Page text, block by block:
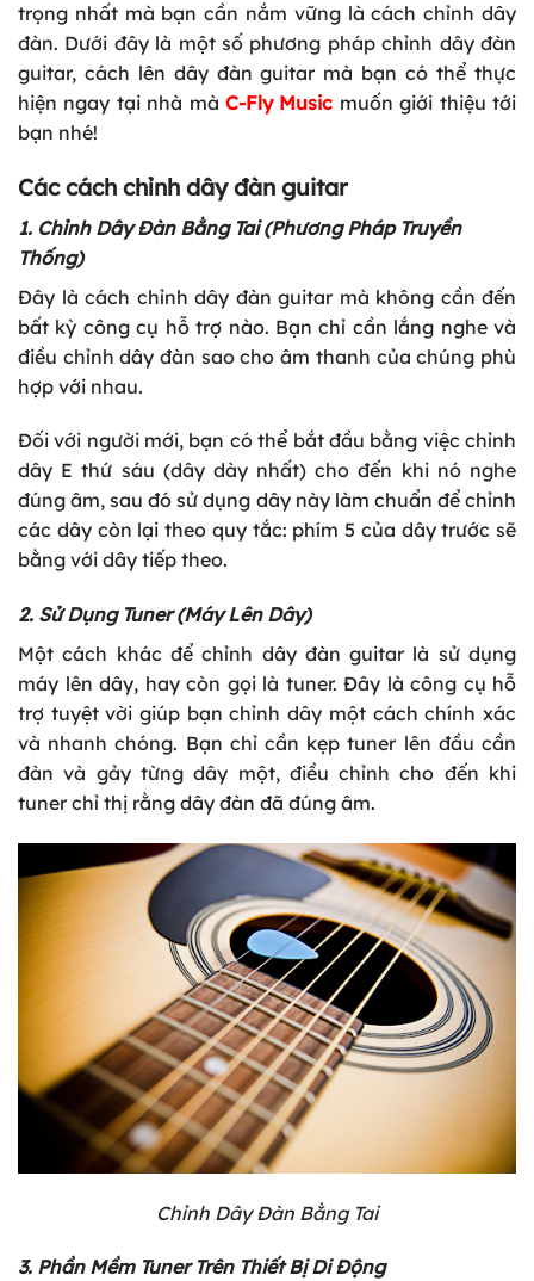
trọng nhất mà bạn cần nắm vững là cách chỉnh dây
đàn. Dưới đây là một số phương pháp chỉnh dây đàn
guitar, cách lên dây đàn guitar mà bạn có thể thực
hiện ngay tại nhà mà C-Fly Music muốn giới thiệu tới
bạn nhé!
Các cách chỉnh dây đàn guitar
1. Chỉnh Dây Đàn Bằng Tai (Phương Pháp Truyền
Thống)
Đây là cách chỉnh dây đàn guitar mà không cần đến
bất kỳ công cụ hỗ trợ nào. Bạn chỉ cần lắng nghe và
điều chỉnh dây đàn sao cho âm thanh của chúng phù
hợp với nhau.
Đối với người mới, bạn có thể bắt đầu bằng việc chỉnh
dây E thứ sáu (dây dày nhất) cho đến khi nó nghe
đúng âm, sau đó sử dụng dây này làm chuẩn để chỉnh
các dây còn lại theo quy tắc: phím 5 của dây trước sẽ
bằng với dây tiếp theo.
2. Sử Dụng Tuner (Máy Lên Dây)
Một cách khác để chỉnh dây đàn guitar là sử dụng
máy lên dây, hay còn gọi là tuner. Đây là công cụ hỗ
trợ tuyệt vời giúp bạn chỉnh dây một cách chính xác
và nhanh chóng. Bạn chỉ cần kẹp tuner lên đầu cần
đàn và gảy từng dây một, điều chỉnh cho đến khi
tuner chỉ thị rằng dây đàn đã đúng âm.
Chỉnh Dây Đàn Bằng Tai
3. Phần Mềm Tuner Trên Thiết Bị Di Động